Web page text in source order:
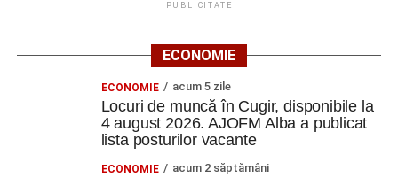
PUBLICITATE
ECONOMIE
ECONOMIE acum 5 zile
Locuri de muncă în Cugir, disponibile la
4 august 2026. AJOFM Alba a publicat
lista posturilor vacante
ECONOMIE acum 2 săptămâni